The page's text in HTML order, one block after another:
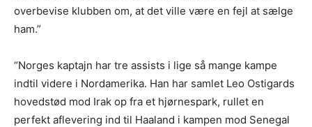
overbevise klubben om, at det ville være en fejl at sælge
ham.”
“Norges kaptajn har tre assists i lige så mange kampe
indtil videre i Nordamerika. Han har samlet Leo Ostigards
hovedstød mod Irak op fra et hjørnespark, rullet en
perfekt aflevering ind til Haaland i kampen mod Senegal